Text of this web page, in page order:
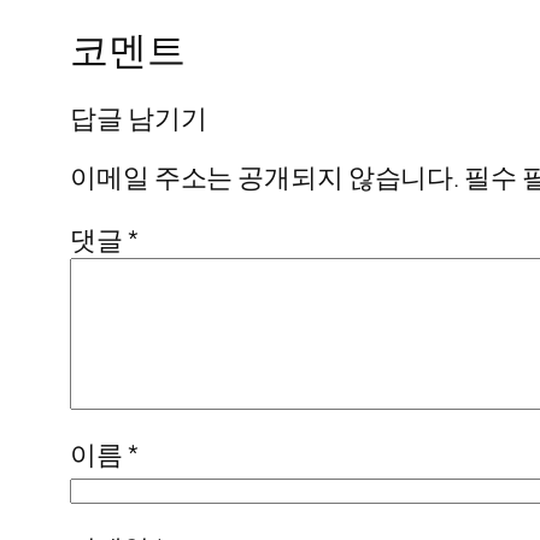
코멘트
답글 남기기
이메일 주소는 공개되지 않습니다. 필수
댓글*
이름*